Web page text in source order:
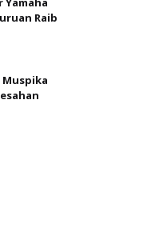
Raib
Muspika